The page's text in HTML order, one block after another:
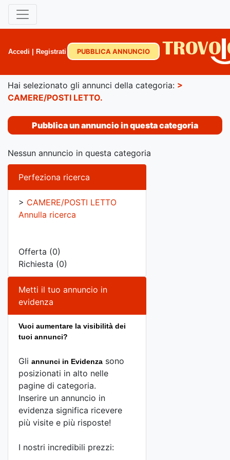
Accedi Registrati PUBBLICA ANNUNCIO
Hai selezionato gli annunci della categoria: >
CAMERE/POSTI LETTO.
Pubblica un annuncio in questa categoria
Nessun annuncio in questa categoria
Perfeziona ricerca
> CAMERE/POSTI LETTO
Annulla ricerca
Offerta (0)
Richiesta (0)
Metti il tuo annuncio in
evidenza
Vuoi aumentare la visibilità dei
tuoi annunci?
Gli annunci in Evidenza sono
posizionati in alto nelle
pagine di categoria.
Inserire un annuncio in
evidenza significa ricevere
più visite e più risposte!
I nostri incredibili prezzi: